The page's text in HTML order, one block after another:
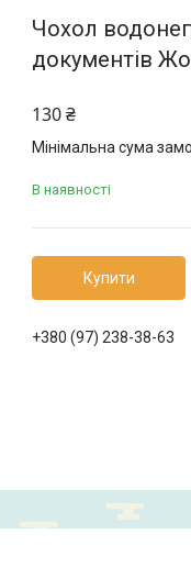
Чохол
документів
130 ₴
Мінімальна сума
В наявності
Купити
+380 (97) 238-38-63